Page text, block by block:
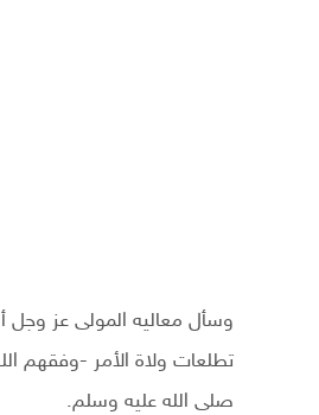
وسأل معاليه المولى عز وجل
تطلعات ولاة الأمر -وفقهم
صلى الله عليه وسلم.